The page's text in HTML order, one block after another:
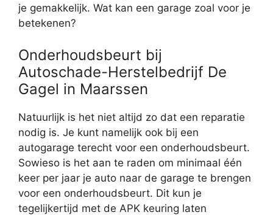
je gemakkelijk. Wat kan een garage zoal voor je
betekenen?
Onderhoudsbeurt bij
Autoschade-Herstelbedrijf De
Gagel in Maarssen
Natuurlijk is het niet altijd zo dat een reparatie
nodig is. Je kunt namelijk ook bij een
autogarage terecht voor een onderhoudsbeurt.
Sowieso is het aan te raden om minimaal één
keer per jaar je auto naar de garage te brengen
voor een onderhoudsbeurt. Dit kun je
tegelijkertijd met de APK keuring laten